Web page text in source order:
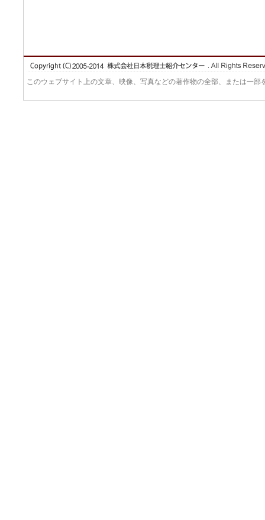
このウェブサイト上の文章、映像、写真などの著作物の全部、または一